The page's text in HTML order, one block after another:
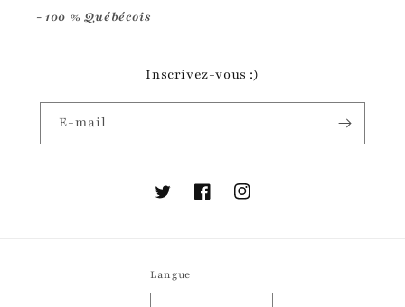
- 100 % Québécois
Inscrivez-vous :)
E-mail
TwitterFacebookInstagram
Langue